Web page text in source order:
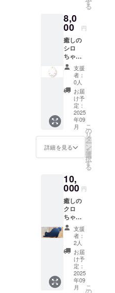
で
す。）
100ｍ
ｍ・厚
さ 6ｍ
ｍ 舐め
ても安
心な天
然のオ
イルで
磨いて
いま
す。
（オイ
ルは水
を弾き
ますの
で洗え
ま
イザー
カット
機を借
りて
カット
し、オ
イルで
磨いて
いま
す。 キ
レイに
仕上げ
るよう
心がけ
す
る
8,0
00 円
癒しの
シロ
ちゃ
ん。ク
ロちゃ
んもい
ます。
見てい
るだけ
で癒さ
れる。
シロ
ちゃん
かクロ
ちゃん
をお届
しま
す。
コース
ターや
置き
物、壁
に飾っ
ても可
愛い。
趣味
で、一
緒に木
工細工
をして
いた知
支援
者：
0人
お届
け予
定：
2025
年09
月
詳細を見る
こ
の
リ
タ
ー
ン
を
選
択
す
る
10,
000 円
癒しの
クロ
ちゃん
見てい
るだけ
で癒さ
れる。
コース
ターや
置き
物、壁
に飾っ
支援
者：
2人
お届
け予
定：
2025
年09
月
こ